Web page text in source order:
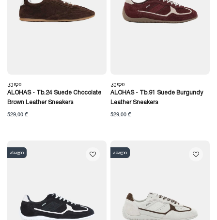
Კედი
ALOHAS - Tb.24 Suede Chocolate
Brown Leather Sneakers
529,00 ₾
Კედი
ALOHAS - Tb.91 Suede Burgundy
Leather Sneakers
529,00 ₾
ახალი ახალი